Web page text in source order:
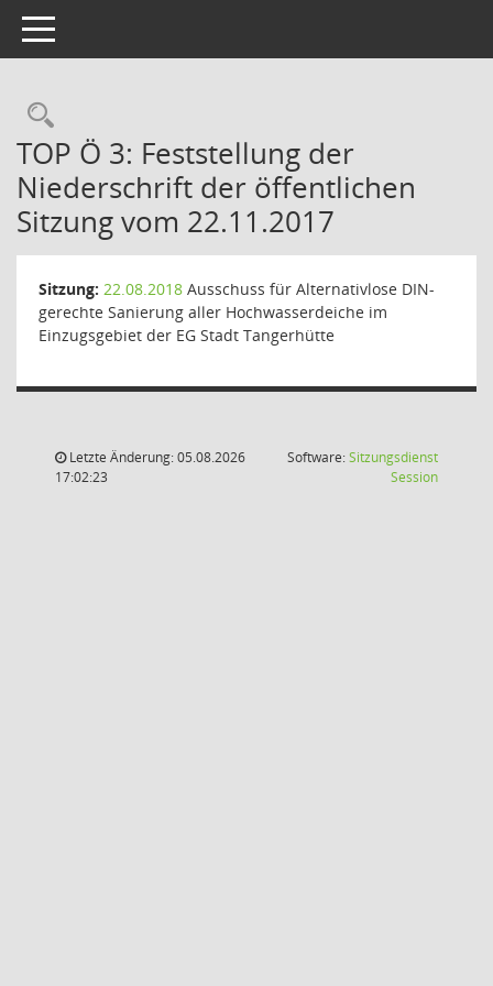
Toggle navigation
Rechercheauswahl
TOP Ö 3: Feststellung der
Niederschrift der öffentlichen
Sitzung vom 22.11.2017
Sitzung: 22.08.2018 Ausschuss für Alternativlose DIN-
gerechte Sanierung aller Hochwasserdeiche im
Einzugsgebiet der EG Stadt Tangerhütte
Letzte Änderung: 05.08.2026
17:02:23
Software:Sitzungsdienst
Session(Wird in